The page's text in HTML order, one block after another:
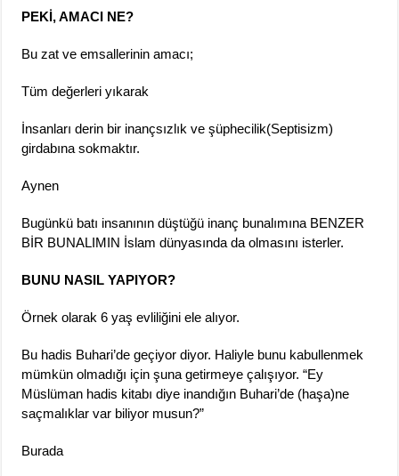
PEKİ, AMACI NE?
Bu zat ve emsallerinin amacı;
Tüm değerleri yıkarak
İnsanları derin bir inançsızlık ve şüphecilik(Septisizm)
girdabına sokmaktır.
Aynen
Bugünkü batı insanının düştüğü inanç bunalımına BENZER
BİR BUNALIMIN İslam dünyasında da olmasını isterler.
BUNU NASIL YAPIYOR?
Örnek olarak 6 yaş evliliğini ele alıyor.
Bu hadis Buhari’de geçiyor diyor. Haliyle bunu kabullenmek
mümkün olmadığı için şuna getirmeye çalışıyor. “Ey
Müslüman hadis kitabı diye inandığın Buhari’de (haşa)ne
saçmalıklar var biliyor musun?”
Burada